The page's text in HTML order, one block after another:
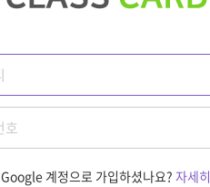
Google 계정으로 가입하셨나요?자세히